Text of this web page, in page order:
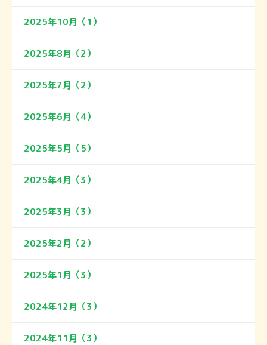
2025年10月（1）
2025年8月（2）
2025年7月（2）
2025年6月（4）
2025年5月（5）
2025年4月（3）
2025年3月（3）
2025年2月（2）
2025年1月（3）
2024年12月（3）
2024年11月（3）